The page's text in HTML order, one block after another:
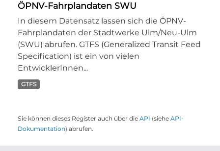
ÖPNV-Fahrplandaten SWU
In diesem Datensatz lassen sich die ÖPNV-
Fahrplandaten der Stadtwerke Ulm/Neu-Ulm
(SWU) abrufen. GTFS (Generalized Transit Feed
Specification) ist ein von vielen
EntwicklerInnen...
GTFS
Sie können dieses Register auch über die API (siehe API-
Dokumentation) abrufen.